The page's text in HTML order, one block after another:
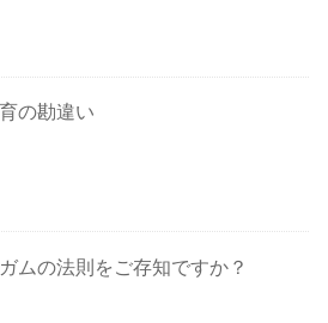
の勘違い
ムの法則をご存知ですか？